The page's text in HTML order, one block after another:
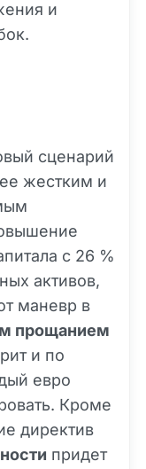
и
сценарий
жестким и
с 26 %
активов,
маневр в
прощанием
и по
евро
Кроме
директив
придет